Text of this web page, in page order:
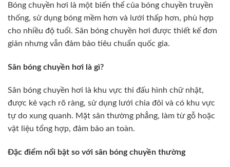
Bóng chuyền hơi là một biến thể của bóng chuyền truyền
thống, sử dụng bóng mềm hơn và lưới thấp hơn, phù hợp
cho nhiều độ tuổi. Sân bóng chuyền hơi được thiết kế đơn
giản nhưng vẫn đảm bảo tiêu chuẩn quốc gia.
Sân bóng chuyền hơi là gì?
Sân bóng chuyền hơi là khu vực thi đấu hình chữ nhật,
được kẻ vạch rõ ràng, sử dụng lưới chia đôi và có khu vực
tự do xung quanh. Mặt sân thường phẳng, làm từ gỗ hoặc
vật liệu tổng hợp, đảm bảo an toàn.
Đặc điểm nổi bật so với sân bóng chuyền thường